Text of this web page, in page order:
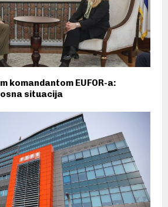
komandantom EUFOR-a:
situacija